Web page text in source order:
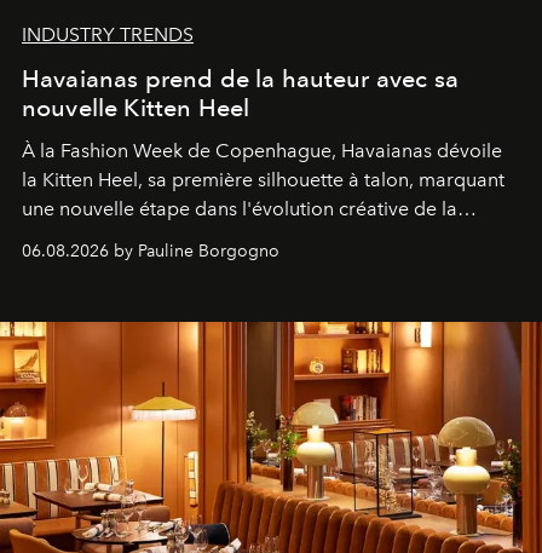
INDUSTRY TRENDS
Havaianas prend de la hauteur avec sa
nouvelle Kitten Heel
À la Fashion Week de Copenhague, Havaianas dévoile
la Kitten Heel, sa première silhouette à talon, marquant
une nouvelle étape dans l'évolution créative de la
06.08.2026 by Pauline Borgogno